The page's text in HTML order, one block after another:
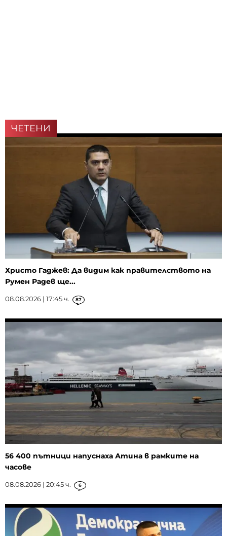
ЧЕТЕНИ
Христо Гаджев: Да видим как правителството на
Румен Радев ще...
08.08.2026 | 17:45 ч. 87
56 400 пътници напуснаха Атина в рамките на
часове
08.08.2026 | 20:45 ч. 6